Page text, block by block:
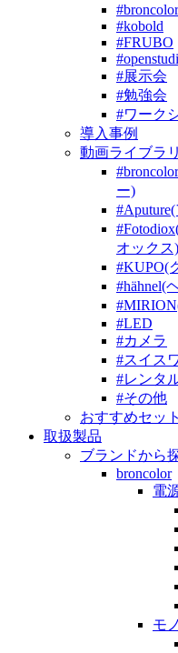
#broncolor
#kobold
#FRUBO
#展示会
#勉強会
#ワーク
導入事例
動画ライブラ
ー)
オックス)
#KUPO(
#hähnel(
#LED
#カメラ
#スイス
#レンタ
#その他
おすすめセット
取扱製品
ブランドから
broncolor
電
モ